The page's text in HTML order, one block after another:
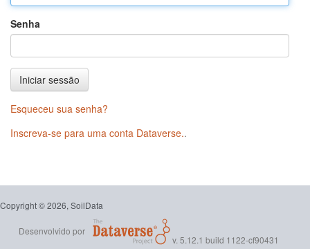
Senha
Iniciar sessão
Esqueceu sua senha?
Inscreva-se para uma conta Dataverse..
Copyright © 2026, SoilData
Desenvolvido por
v. 5.12.1 build 1122-cf90431